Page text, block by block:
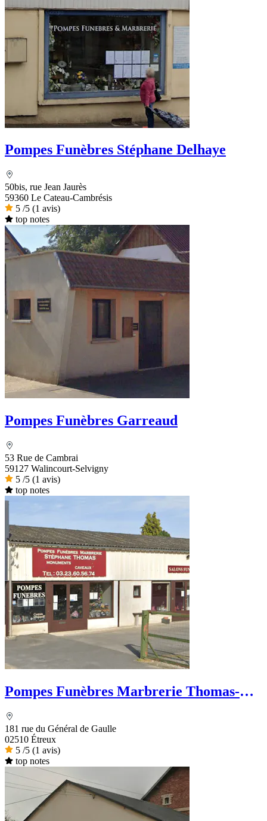
Pompes Funèbres Stéphane Delhaye
50bis, rue Jean Jaurès
59360 Le Cateau-Cambrésis
5 /5 (1 avis)
top notes
Pompes Funèbres Garreaud
53 Rue de Cambrai
59127 Walincourt-Selvigny
5 /5 (1 avis)
top notes
Pompes Funèbres Marbrerie Thomas-
181 rue du Général de Gaulle
02510 Étreux
5 /5 (1 avis)
top notes